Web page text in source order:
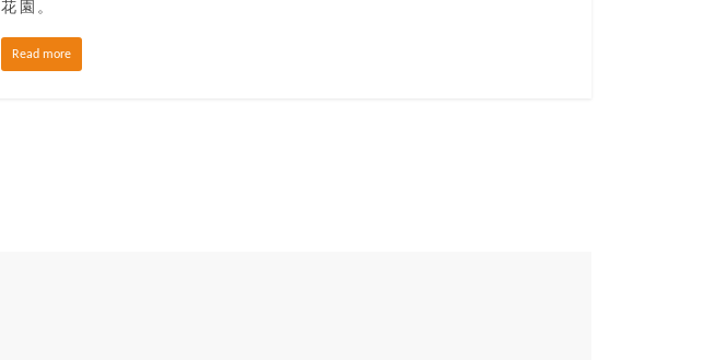
花園。
Read more